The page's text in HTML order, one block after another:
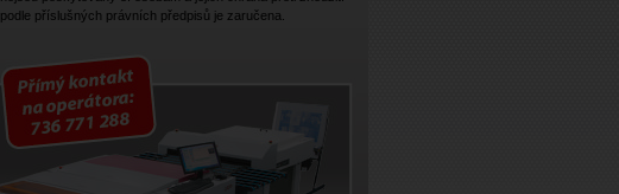
podle příslušných právních předpisů je zaručena.